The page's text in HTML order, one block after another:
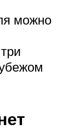
можно